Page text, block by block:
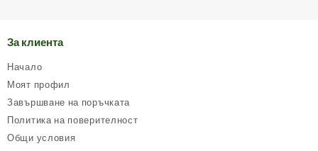
За клиента
Начало
Моят профил
Завършване на поръчката
Политика на поверителност
Общи условия